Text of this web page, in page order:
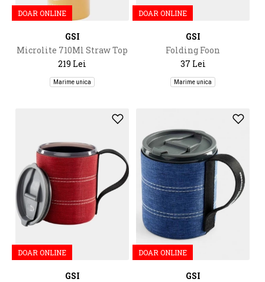
DOAR ONLINE
GSI
Microlite 710Ml Straw Top
219 Lei
Marime unica
DOAR ONLINE
GSI
Folding Foon
37 Lei
Marime unica
DOAR ONLINE
GSI
DOAR ONLINE
GSI